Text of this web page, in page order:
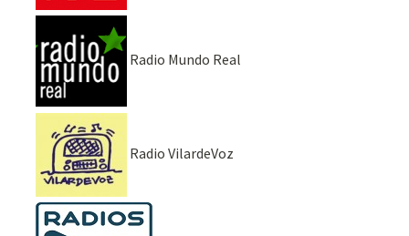
Radio Mundo Real
Radio VilardeVoz